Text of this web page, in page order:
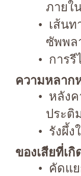
ภายใ
เส้น
ซัพพล
การรี
ความหลาก
หลังค
ประติ
รังผึ้
ของเสียที่เ
คัดแย